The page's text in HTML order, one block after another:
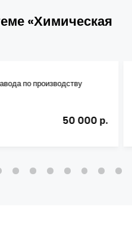
«Химическая
по производству
50 000 р.